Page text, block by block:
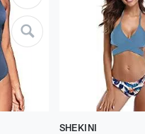
SHEKINI